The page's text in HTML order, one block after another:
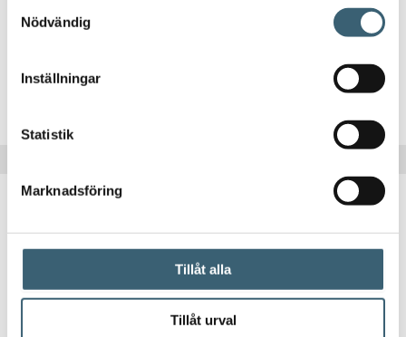
Nödvändig
Inställningar
Statistik
Marknadsföring
Tillåt alla
Tillåt urval
58kr
Slangfäste 1″ BSP – 25mm slang